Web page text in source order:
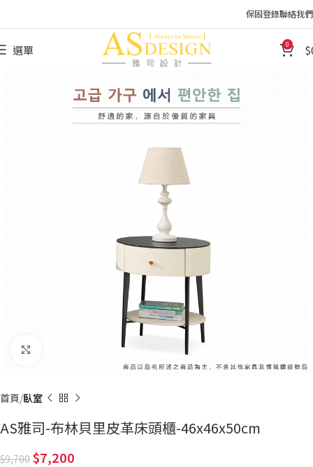
保固登錄聯絡我們
選單 0
首頁 臥室
AS雅司-布林貝里皮革床頭櫃-46x46x50cm
9,700 7,200